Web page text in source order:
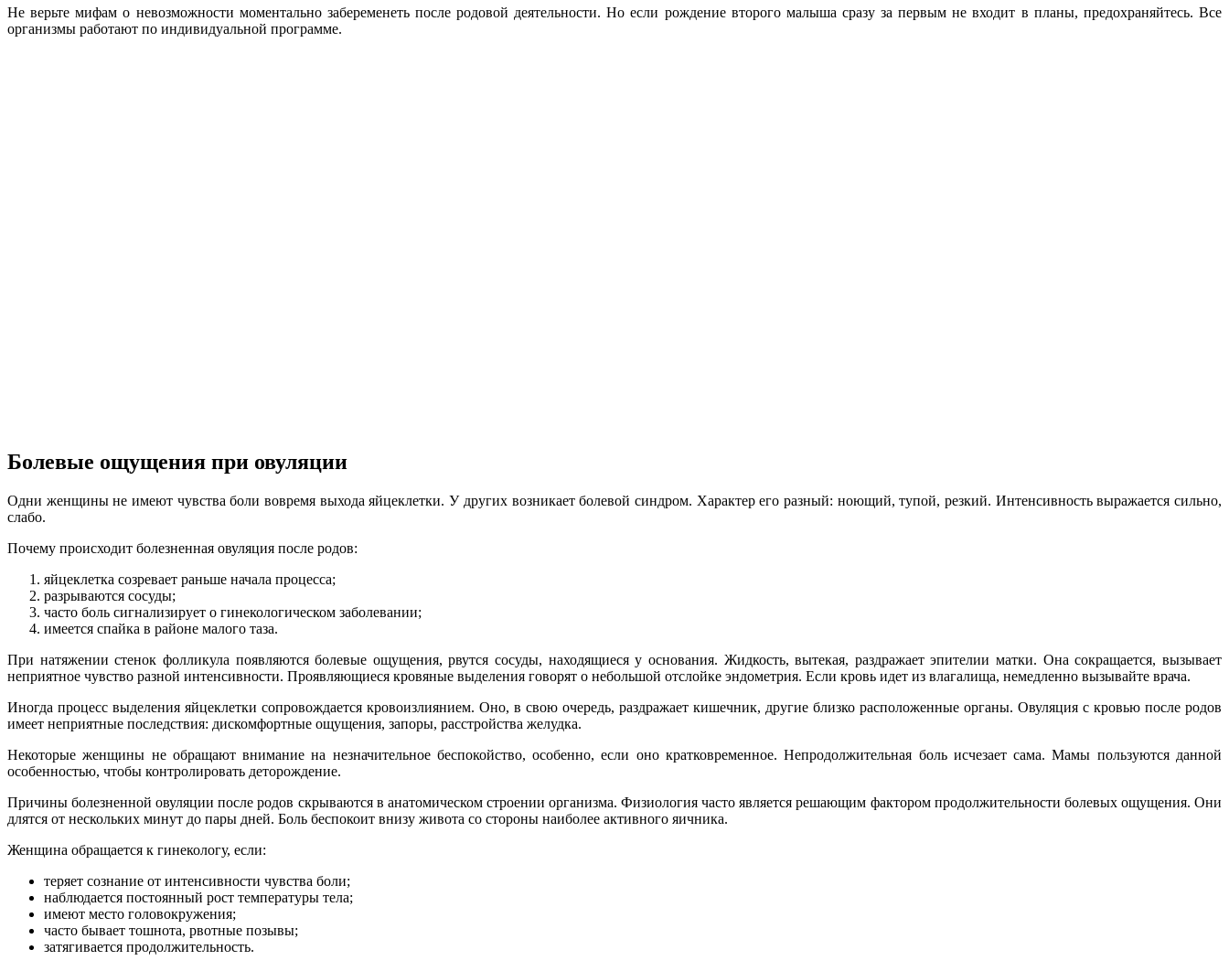
Не верьте мифам о невозможности моментально забеременеть после родовой деятельности. Но если рождение второго малыша сразу за первым не входит в планы, предохраняйтесь. Все
организмы работают по индивидуальной программе.
Болевые ощущения при овуляции
Одни женщины не имеют чувства боли вовремя выхода яйцеклетки. У других возникает болевой синдром. Характер его разный: ноющий, тупой, резкий. Интенсивность выражается сильно,
слабо.
Почему происходит болезненная овуляция после родов:
яйцеклетка созревает раньше начала процесса;
разрываются сосуды;
часто боль сигнализирует о гинекологическом заболевании;
имеется спайка в районе малого таза.
При натяжении стенок фолликула появляются болевые ощущения, рвутся сосуды, находящиеся у основания. Жидкость, вытекая, раздражает эпителии матки. Она сокращается, вызывает
неприятное чувство разной интенсивности. Проявляющиеся кровяные выделения говорят о небольшой отслойке эндометрия. Если кровь идет из влагалища, немедленно вызывайте врача.
Иногда процесс выделения яйцеклетки сопровождается кровоизлиянием. Оно, в свою очередь, раздражает кишечник, другие близко расположенные органы. Овуляция с кровью после родов
имеет неприятные последствия: дискомфортные ощущения, запоры, расстройства желудка.
Некоторые женщины не обращают внимание на незначительное беспокойство, особенно, если оно кратковременное. Непродолжительная боль исчезает сама. Мамы пользуются данной
особенностью, чтобы контролировать деторождение.
Причины болезненной овуляции после родов скрываются в анатомическом строении организма. Физиология часто является решающим фактором продолжительности болевых ощущения. Они
длятся от нескольких минут до пары дней. Боль беспокоит внизу живота со стороны наиболее активного яичника.
Женщина обращается к гинекологу, если:
теряет сознание от интенсивности чувства боли;
наблюдается постоянный рост температуры тела;
имеют место головокружения;
часто бывает тошнота, рвотные позывы;
затягивается продолжительность.